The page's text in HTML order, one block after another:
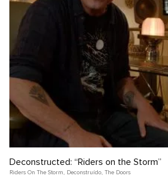
Deconstructed: “Riders on the Storm”
Riders On The Storm , Deconstruído, The Doors